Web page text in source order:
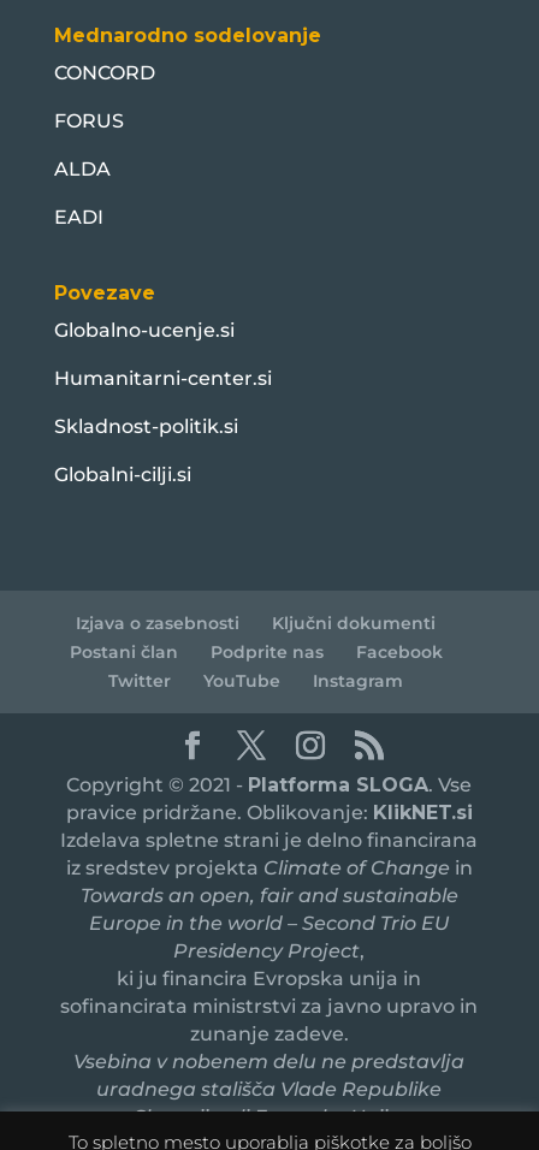
Mednarodno sodelovanje
CONCORD
FORUS
ALDA
EADI
Povezave
Globalno-ucenje.si
Humanitarni-center.si
Skladnost-politik.si
Globalni-cilji.si
Izjava o zasebnosti
Ključni dokumenti
Postani član
Podprite nas
Facebook
Twitter
YouTube Instagram
Copyright © 2021 - Platforma SLOGA. Vse
pravice pridržane. Oblikovanje: KlikNET.si
Izdelava spletne strani je delno financirana
iz sredstev projekta Climate of Change in
Towards an open, fair and sustainable
Europe in the world – Second Trio EU
Presidency Project,
ki ju financira Evropska unija in
sofinancirata ministrstvi za javno upravo in
zunanje zadeve.
Vsebina v nobenem delu ne predstavlja
uradnega stališča Vlade Republike
Slovenije ali Evropske Unije.
To spletno mesto uporablja piškotke za boljšo